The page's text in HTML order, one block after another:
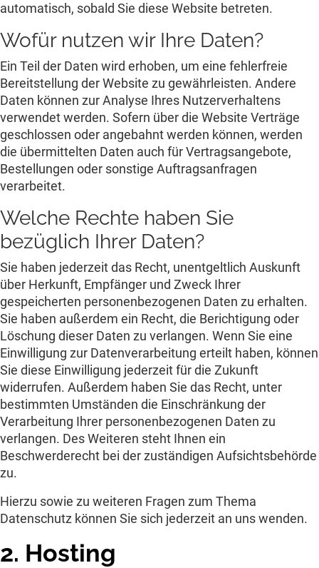
automatisch, sobald Sie diese Website betreten.
Wofür nutzen wir Ihre Daten?
Ein Teil der Daten wird erhoben, um eine fehlerfreie
Bereitstellung der Website zu gewährleisten. Andere
Daten können zur Analyse Ihres Nutzerverhaltens
verwendet werden. Sofern über die Website Verträge
geschlossen oder angebahnt werden können, werden
die übermittelten Daten auch für Vertragsangebote,
Bestellungen oder sonstige Auftragsanfragen
verarbeitet.
Welche Rechte haben Sie
bezüglich Ihrer Daten?
Sie haben jederzeit das Recht, unentgeltlich Auskunft
über Herkunft, Empfänger und Zweck Ihrer
gespeicherten personenbezogenen Daten zu erhalten.
Sie haben außerdem ein Recht, die Berichtigung oder
Löschung dieser Daten zu verlangen. Wenn Sie eine
Einwilligung zur Datenverarbeitung erteilt haben, können
Sie diese Einwilligung jederzeit für die Zukunft
widerrufen. Außerdem haben Sie das Recht, unter
bestimmten Umständen die Einschränkung der
Verarbeitung Ihrer personenbezogenen Daten zu
verlangen. Des Weiteren steht Ihnen ein
Beschwerderecht bei der zuständigen Aufsichtsbehörde
zu.
Hierzu sowie zu weiteren Fragen zum Thema
Datenschutz können Sie sich jederzeit an uns wenden.
2. Hosting